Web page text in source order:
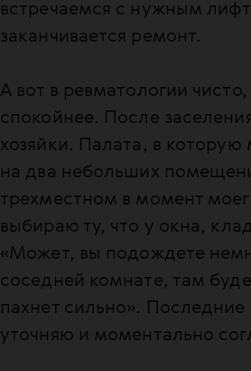
встречаемся с нужным
заканчивается ремонт.
А вот в ревматологии
спокойнее. После
хозяйки. Палата, в
на два небольших
трехместном в момент
выбираю ту, что у окна,
«Может, вы подождете
соседней комнате, там
пахнет сильно».
уточняю и моментально